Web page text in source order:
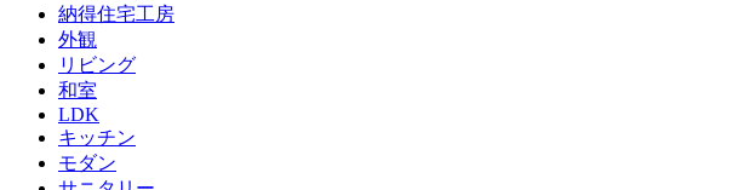
納得住宅工房
外観
リビング
和室
LDK
キッチン
モダン